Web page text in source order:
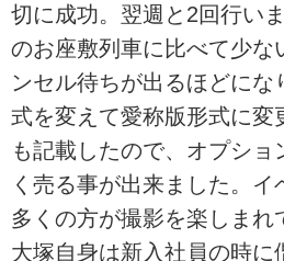
切に成功。翌週と2回行い
のお座敷列車に比べて少な
ンセル待ちが出るほどにな
式を変えて愛称版形式に変
も記載したので、オプシ
く売る事が出来ました。イ
多くの方が撮影を楽しまれ
大塚自身は新入社員の時に